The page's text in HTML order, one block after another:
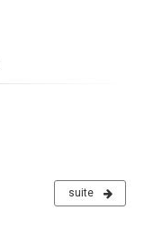
suite